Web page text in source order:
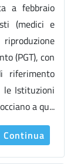
a febbraio
(medici e
(PGT), con
riferimento
le Istituzioni
a qu...
Continua